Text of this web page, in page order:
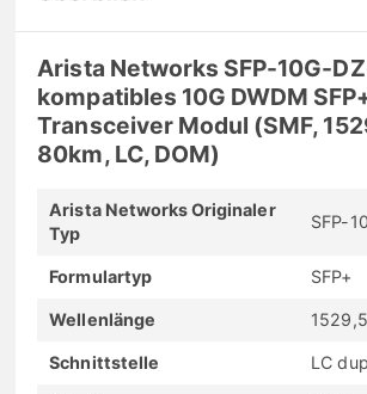
Arista Networks SFP-10G-
kompatibles 10G DWDM
Transceiver Modul (SMF,
80km, LC, DOM)
Arista Networks Originaler
Typ
SFP-
Formulartyp SFP+
Wellenlänge
Schnittstelle LC